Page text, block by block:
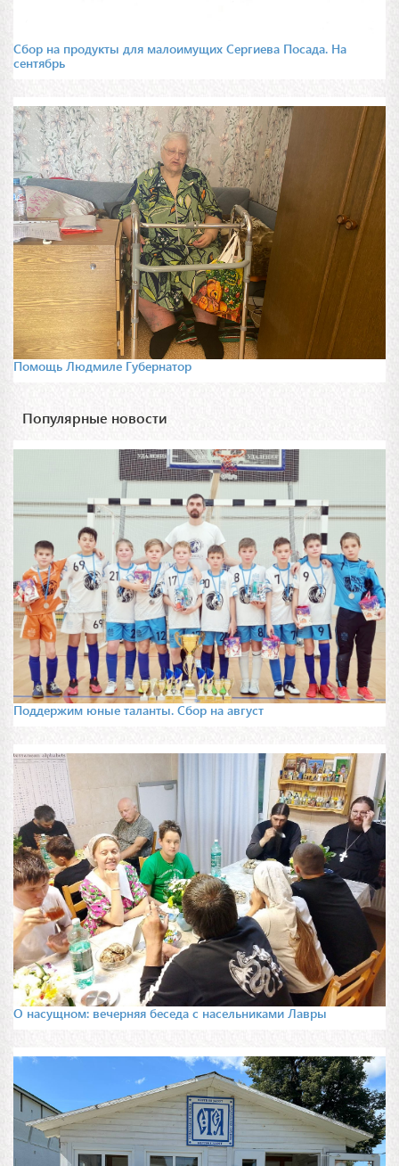
Сбор на продукты для малоимущих Сергиева Посада. На
сентябрь
Помощь Людмиле Губернатор
Популярные новости
Поддержим юные таланты. Сбор на август
О насущном: вечерняя беседа с насельниками Лавры